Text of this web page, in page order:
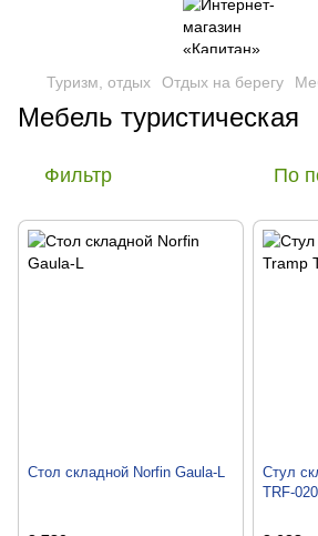
Туризм, отдых Отдых на берегу
Мебель туристическая
Фильтр По
Стол складной Norfin Gaula-L
Стул
TRF-020